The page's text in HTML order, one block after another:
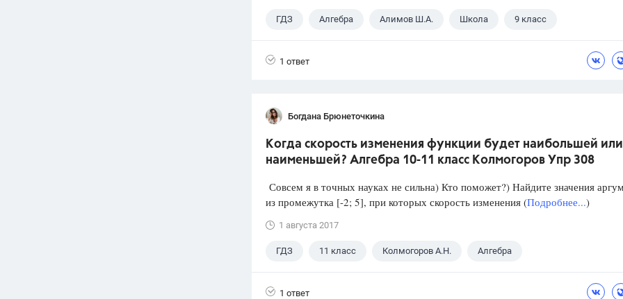
ГДЗ Алгебра Алимов Ш.А. Школа 9 класс
1 ответ
Богдана Брюнеточкина
Когда скорость изменения функции будет наибольшей или
наименьшей? Алгебра 10-11 класс Колмогоров Упр 308
Совсем я в точных науках не сильна) Кто поможет?) Найдите значения
из промежутка [-2; 5], при которых скорость изменения (Подробнее...)
1 августа 2017
ГДЗ 11 класс Колмогоров А.Н. Алгебра
1 ответ